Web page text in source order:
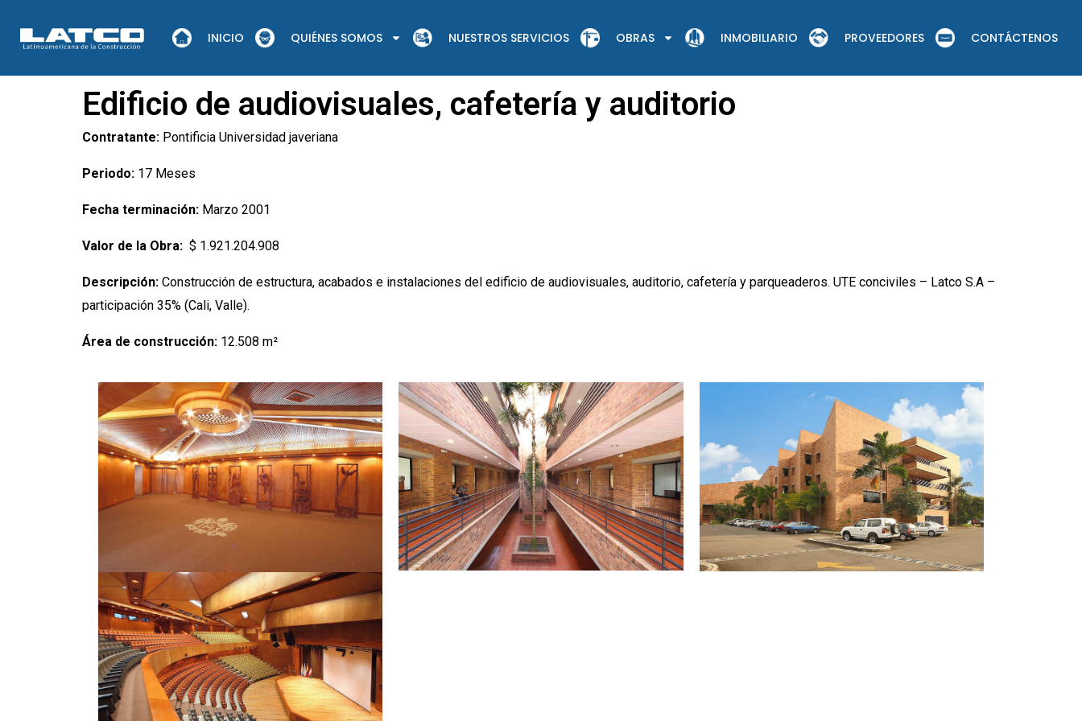
INICIO QUIÉNES SOMOS NUESTROS SERVICIOS OBRAS INMOBILIARIO PROVEEDORES CONTÁCTENOS
Edificio de audiovisuales, cafetería y auditorio
Contratante: Pontificia Universidad javeriana
Periodo: 17 Meses
Fecha terminación: Marzo 2001
Valor de la Obra: $ 1.921.204.908
Descripción: Construcción de estructura, acabados e instalaciones del edificio de audiovisuales, auditorio, cafetería y parqueaderos. UTE conciviles – Latco S.A –
participación 35% (Cali, Valle).
Área de construcción: 12.508 m²